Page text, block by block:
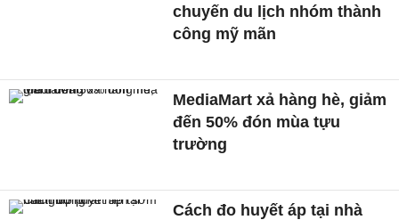
chuyến du lịch nhóm thành
công mỹ mãn
MediaMart xả hàng hè, giảm
đến 50% đón mùa tựu
trường
Cách đo huyết áp tại nhà